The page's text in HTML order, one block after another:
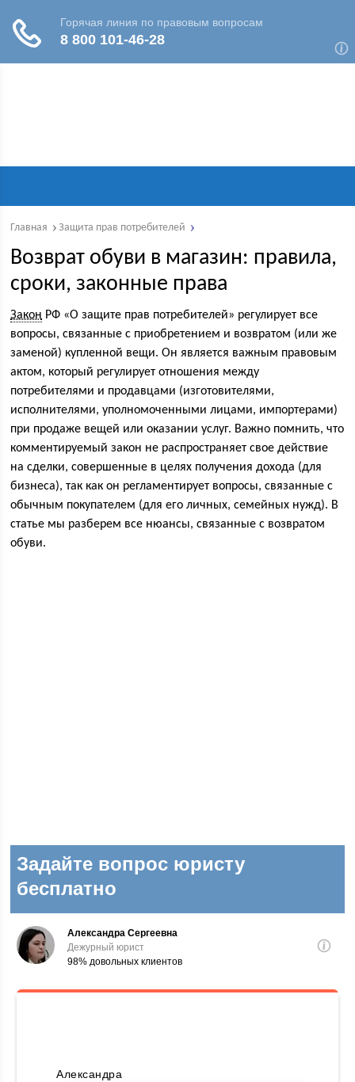
Главная Защита прав потребителей
Возврат обуви в магазин: правила,
сроки, законные права
Закон РФ «О защите прав потребителей» регулирует все
вопросы, связанные с приобретением и возвратом (или же
заменой) купленной вещи. Он является важным правовым
актом, который регулирует отношения между
потребителями и продавцами (изготовителями,
исполнителями, уполномоченными лицами, импортерами)
при продаже вещей или оказании услуг. Важно помнить, что
комментируемый закон не распространяет свое действие
на сделки, совершенные в целях получения дохода (для
бизнеса), так как он регламентирует вопросы, связанные с
обычным покупателем (для его личных, семейных нужд). В
статье мы разберем все нюансы, связанные с возвратом
обуви.